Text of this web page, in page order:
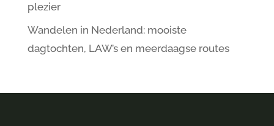
plezier
Wandelen in Nederland: mooiste
dagtochten, LAW’s en meerdaagse routes